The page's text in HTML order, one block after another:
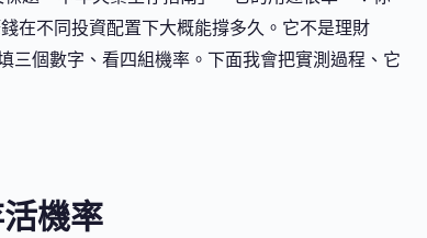
在不同投資配置下大概能撐多久。它不是理財
三個數字、看四組機率。下面我會把實測過程、它
機率